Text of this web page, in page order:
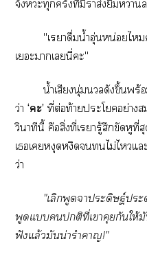
จังหวะทุกครั้งที่มิาส่งยิ้มา
"เรยาดื่มน้ำอุ่นหน่อยไ
เะาเนี่ะ"
น้ำเสียงนุ่มนวลดังขึ้นพ
ว่า‘ะ’ที่ต่อท้ายะโอย่าง
วินาทีนี้ คือสิ่งที่เรารู้สึกขัดหูที่
เเหงุดหงิดไม่ไ
ว่า
"เลิกพูดจาประดิษฐ์
พูดแติที่เาคุยกันให้
ฟังแล้วมันน่ารำคาญ!"